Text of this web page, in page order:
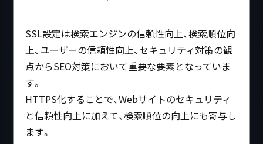
SSL設定は検索エンジンの信頼性向上、検索順位向
上、ユーザーの信頼性向上、セキュリティ対策の観
点からSEO対策において重要な要素となっていま
す。
HTTPS化することで、Webサイトのセキュリティ
と信頼性向上に加えて、検索順位の向上にも寄与し
ます。